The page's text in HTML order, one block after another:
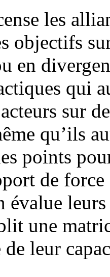
les
objectifs
en
qui
acteurs sur
qu’ils
points
de force
leurs
une
leur